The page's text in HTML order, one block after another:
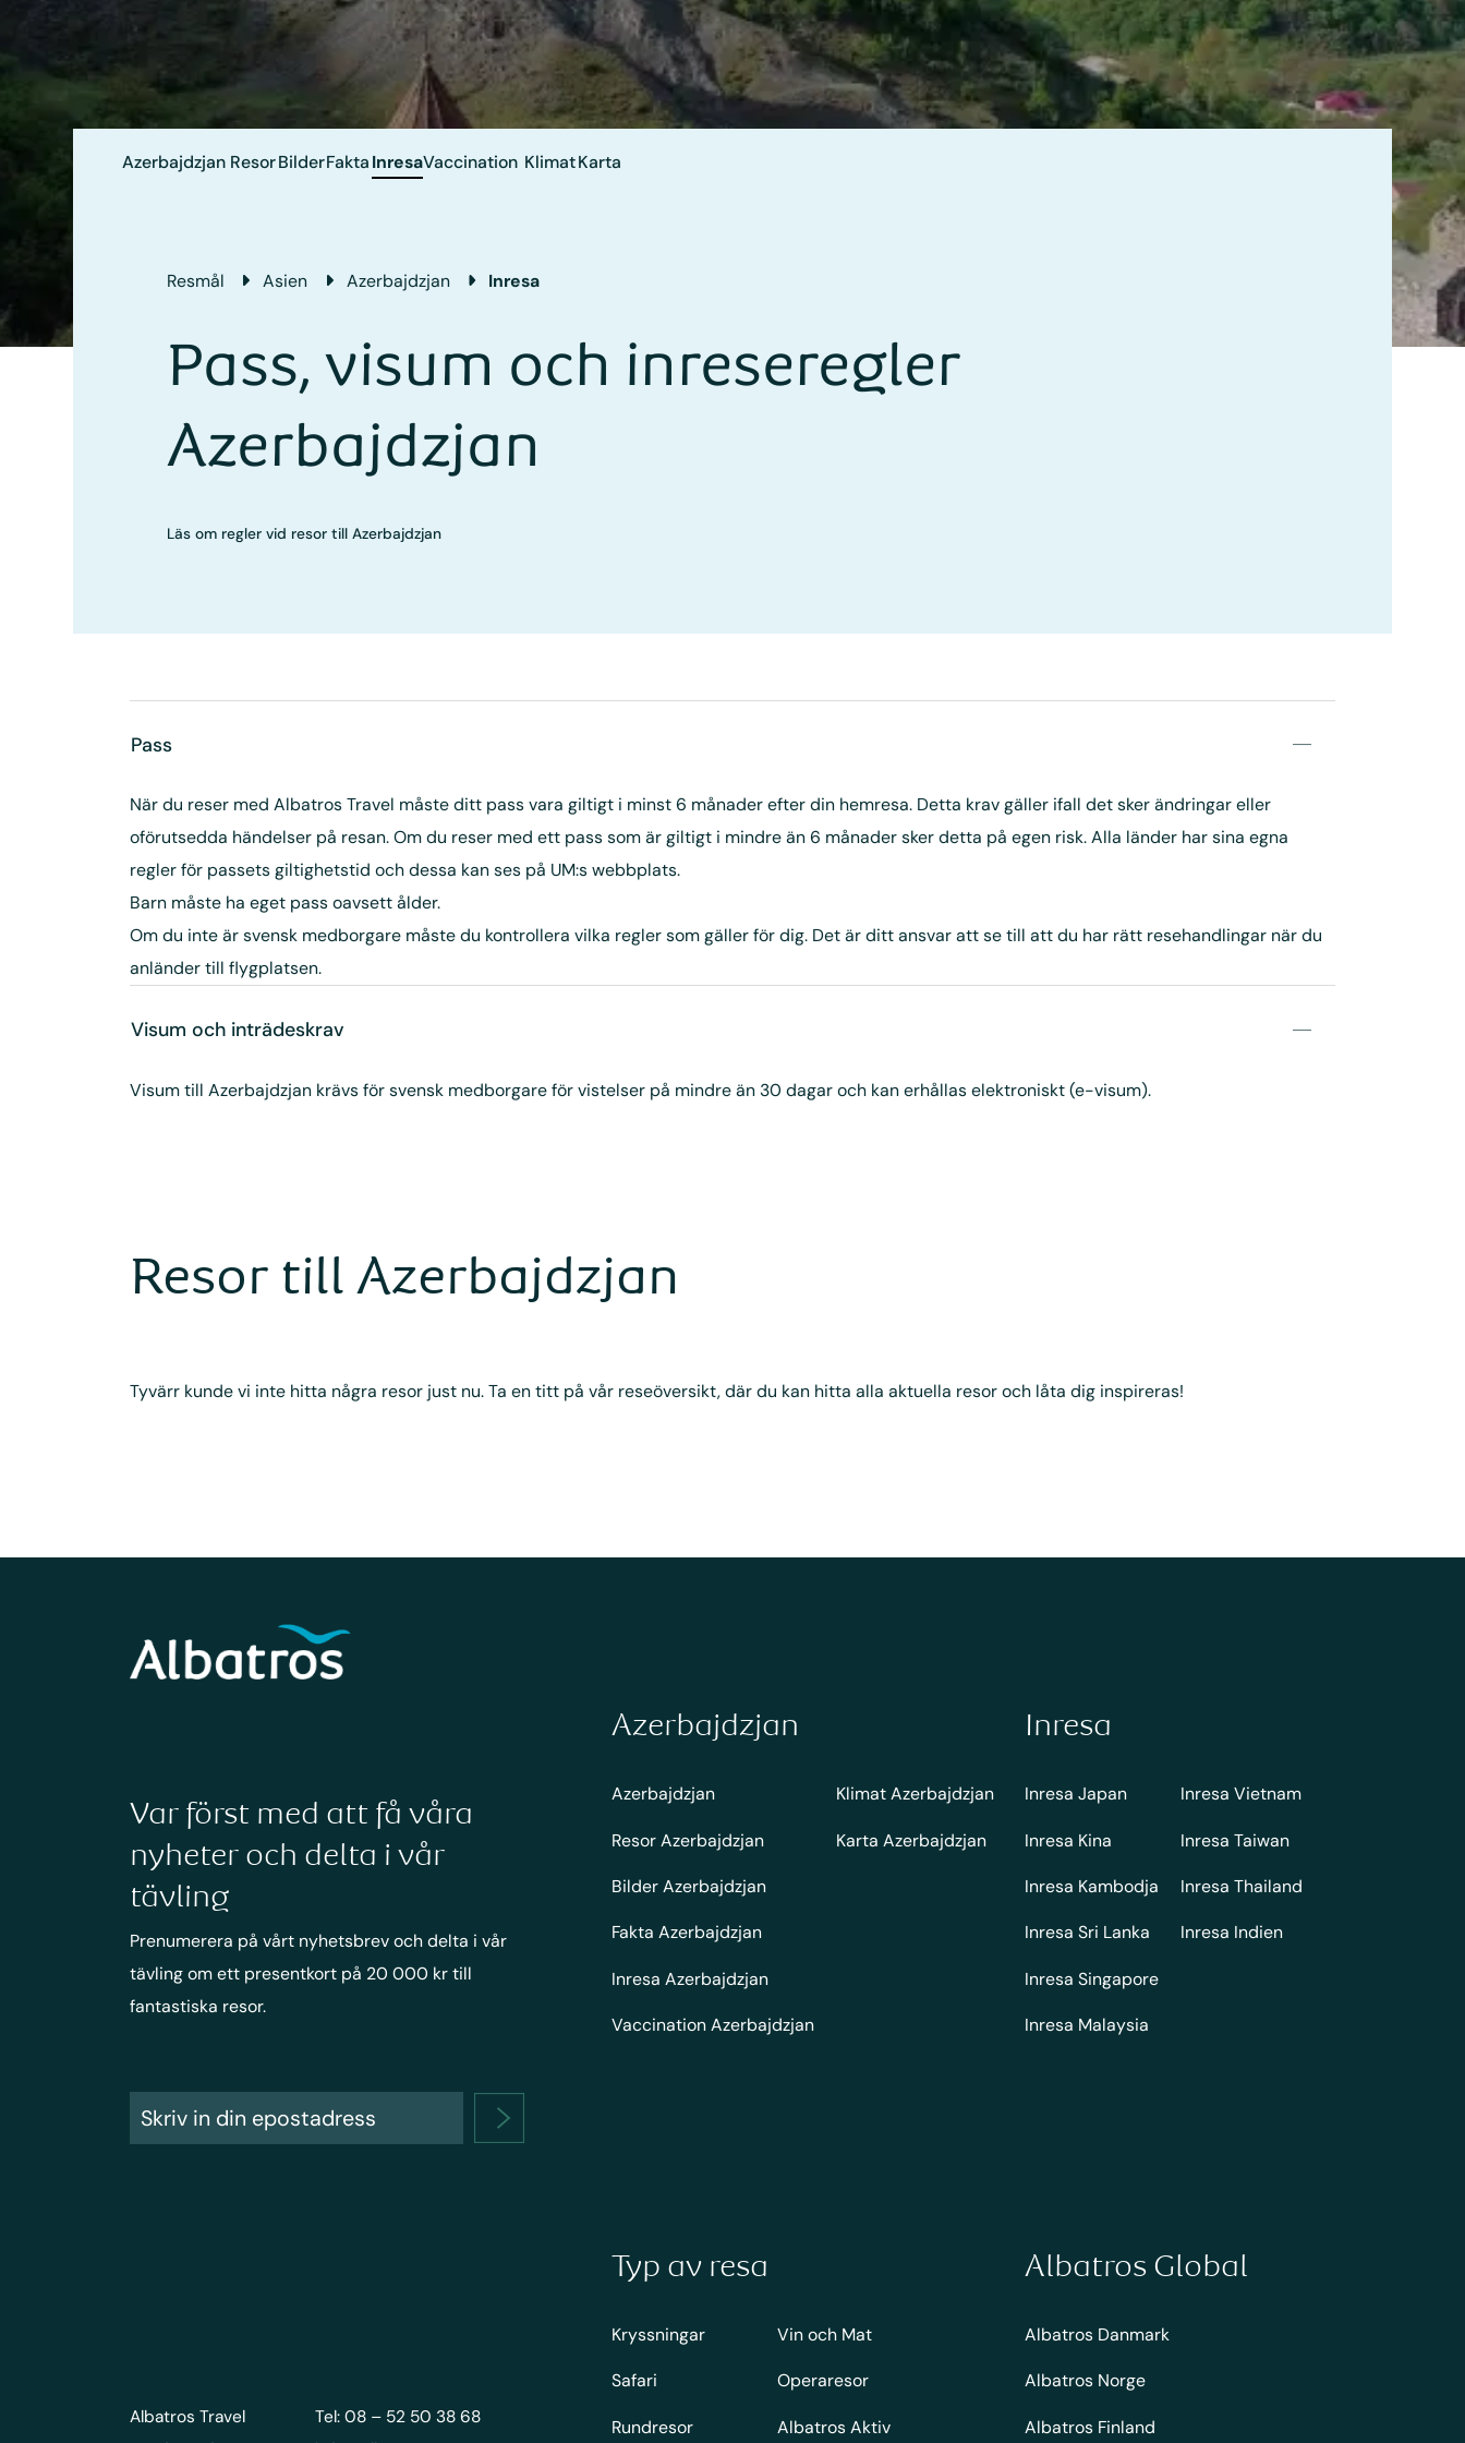
Azerbajdzjan ResorBilderFaktaInresaVaccination KlimatKarta
Resmål Asien Azerbajdzjan Inresa
Pass, visum och inreseregler
Azerbajdzjan
Läs om regler vid resor till Azerbajdzjan
Pass
När du reser med Albatros Travel måste ditt pass vara giltigt i minst 6 månader efter din hemresa. Detta krav gäller ifall det sker ändringar eller
oförutsedda händelser på resan. Om du reser med ett pass som är giltigt i mindre än 6 månader sker detta på egen risk. Alla länder har sina egna
regler för passets giltighetstid och dessa kan ses på UM:s webbplats.
Barn måste ha eget pass oavsett ålder.
Om du inte är svensk medborgare måste du kontrollera vilka regler som gäller för dig. Det är ditt ansvar att se till att du har rätt resehandlingar när du
anländer till flygplatsen.
Visum och inträdeskrav
Visum till Azerbajdzjan krävs för svensk medborgare för vistelser på mindre än 30 dagar och kan erhållas elektroniskt (e-visum).
Resor till Azerbajdzjan
Tyvärr kunde vi inte hitta några resor just nu. Ta en titt på vår reseöversikt, där du kan hitta alla aktuella resor och låta dig inspireras!
Var först med att få våra
nyheter och delta i vår
tävling
Prenumerera på vårt nyhetsbrev och delta i vår
tävling om ett presentkort på 20 000 kr till
fantastiska resor.
Azerbajdzjan
Azerbajdzjan
Resor Azerbajdzjan
Bilder Azerbajdzjan
Fakta Azerbajdzjan
Inresa Azerbajdzjan
Vaccination Azerbajdzjan
Klimat Azerbajdzjan
Karta Azerbajdzjan
Inresa
Inresa Japan
Inresa Kina
Inresa Kambodja
Inresa Sri Lanka
Inresa Singapore
Inresa Malaysia
Inresa Vietnam
Inresa Taiwan
Inresa Thailand
Inresa Indien
Albatros Travel
Tel: 08 – 52 50 38 68
Typ av resa
Kryssningar
Safari
Rundresor
Vin och Mat
Operaresor
Albatros Aktiv
Albatros Global
Albatros Danmark
Albatros Norge
Albatros Finland